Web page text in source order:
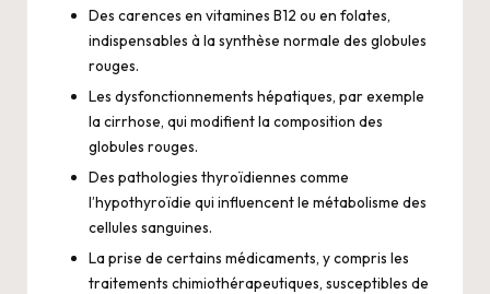
Des carences en vitamines B12 ou en folates,
indispensables à la synthèse normale des globules
rouges.
Les dysfonctionnements hépatiques, par exemple
la cirrhose, qui modifient la composition des
globules rouges.
Des pathologies thyroïdiennes comme
l’hypothyroïdie qui influencent le métabolisme des
cellules sanguines.
La prise de certains médicaments, y compris les
traitements chimiothérapeutiques, susceptibles de